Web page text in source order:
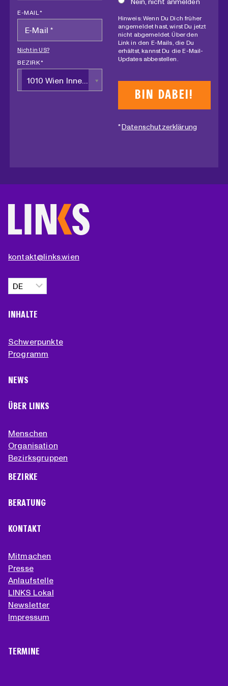
E-MAIL *
Nicht inUS?
BEZIRK *
1010 Wien Innere Stadt
Hinweis: Wenn Du Dich früher
angemeldet hast, wirst Du jetzt
nicht abgemeldet. Über den
Link in den E-Mails, die Du
erhältst, kannst Du die E-Mail-
Updates abbestellen.
*Datenschutzerklärung
kontakt@links.wien
Sprache
auswählen
INHALTE
Schwerpunkte
Programm
NEWS
ÜBER LINKS
Menschen
Organisation
Bezirksgruppen
BEZIRKE
BERATUNG
KONTAKT
Mitmachen
Presse
Anlaufstelle
LINKS Lokal
Newsletter
Impressum
TERMINE